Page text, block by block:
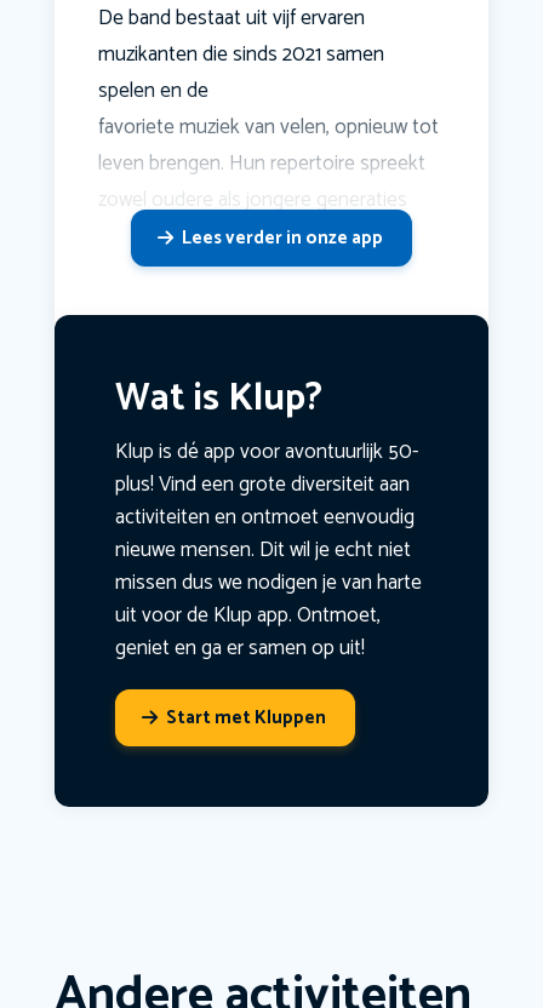
De band bestaat uit vijf ervaren
muzikanten die sinds 2021 samen
spelen en de
favoriete muziek van velen, opnieuw tot
leven brengen. Hun repertoire spreekt
zowel oudere als jongere generaties
Lees verder in onze app
Wat is Klup?
Klup is dé app voor avontuurlijk 50-
plus! Vind een grote diversiteit aan
activiteiten en ontmoet eenvoudig
nieuwe mensen. Dit wil je echt niet
missen dus we nodigen je van harte
uit voor de Klup app. Ontmoet,
geniet en ga er samen op uit!
Start met Kluppen